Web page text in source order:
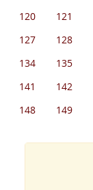
120
121
127
128
134
135
141
142
148
149